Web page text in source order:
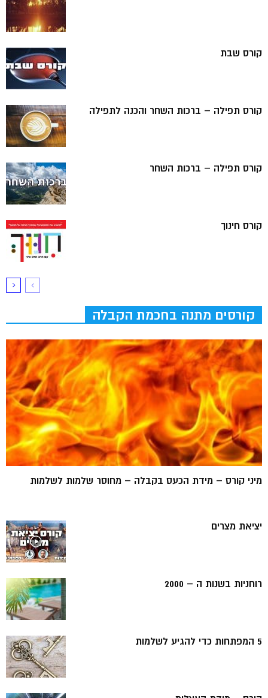
קורס שבת
קורס תפילה – ברכות השחר והכנה לתפילה
קורס תפילה – ברכות השחר
קורס חינוך
קורסים מתנה בחכמת הקבלה
מיני קורס – מידת הכעס בקבלה – מחוסר שלמות לשלמות
יציאת מצרים
רוחניות בשנות ה – 2000
5 המפתחות כדי להגיע לשלמות